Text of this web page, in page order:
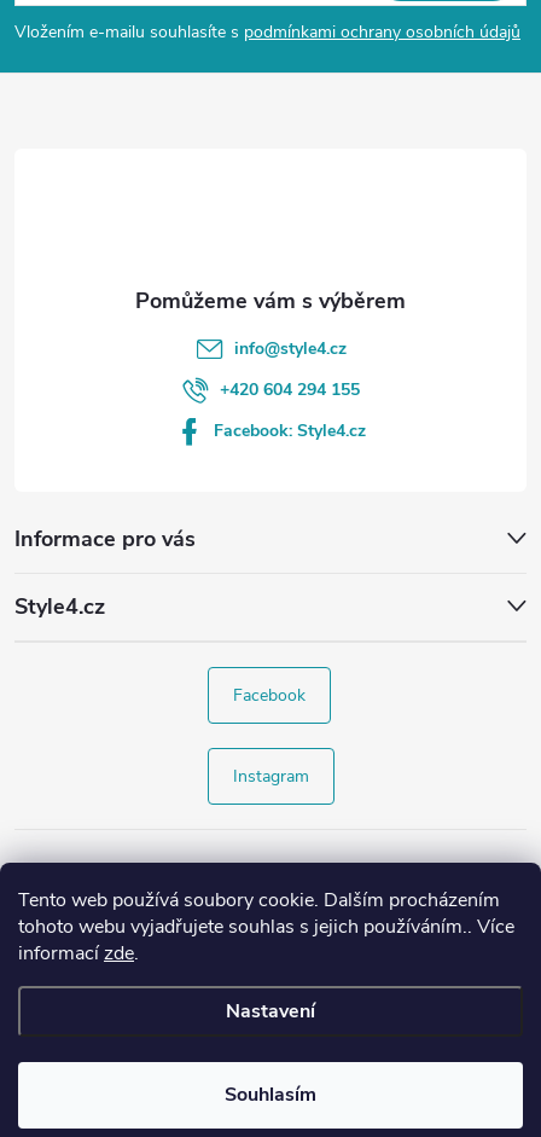
Tento web používá soubory cookie. Dalším procházením
tohoto webu vyjadřujete souhlas s jejich používáním.. Více
informacízde.
Nastavení
Souhlasím
p
a
Vložením e-mailu souhlasíte s podmínkami ochrany osobních údajů
Informace pro vás
Style4.cz
info@style4.cz
+420 604 294 155
Facebook: Style4.cz
Facebook
Instagram
Copyright 2026Style4.cz. Všechna práva vyhrazena.